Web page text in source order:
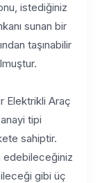
istediğiniz
sunan bir
taşınabilir
Elektrikli Araç
tipi
sahiptir.
edebileceğiniz
gibi üç